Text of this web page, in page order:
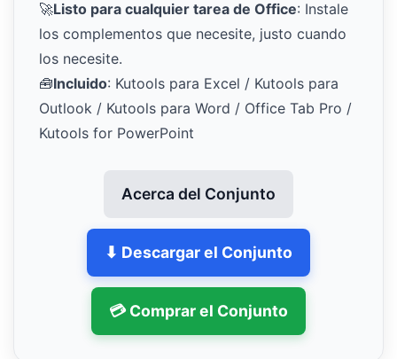
🚀Listo para cualquier tarea de Office: Instale
los complementos que necesite, justo cuando
los necesite.
🧰Incluido: Kutools para Excel / Kutools para
Outlook / Kutools para Word / Office Tab Pro /
Kutools for PowerPoint
Acerca del Conjunto
⬇ Descargar el Conjunto
💳 Comprar el Conjunto